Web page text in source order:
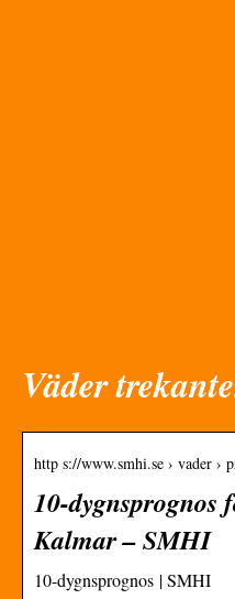
Väder
http s://www.smhi.se › vader ›
10-dygnsprognos
Kalmar – SMHI
10-dygnsprognos | SMHI